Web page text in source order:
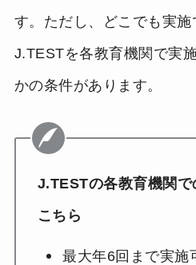
す。ただし、どこでも実施
J.TESTを各教育機関で実
かの条件があります。
J.TESTの各教育機関
こちら
最大年6回まで実施